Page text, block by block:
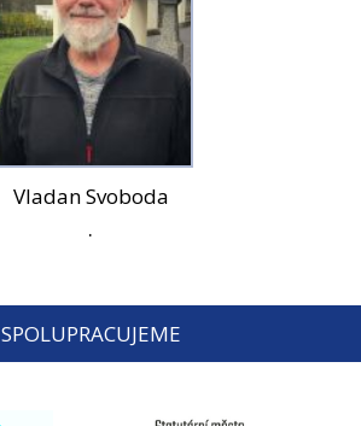
Vladan Svoboda
.
SPOLUPRACUJEME